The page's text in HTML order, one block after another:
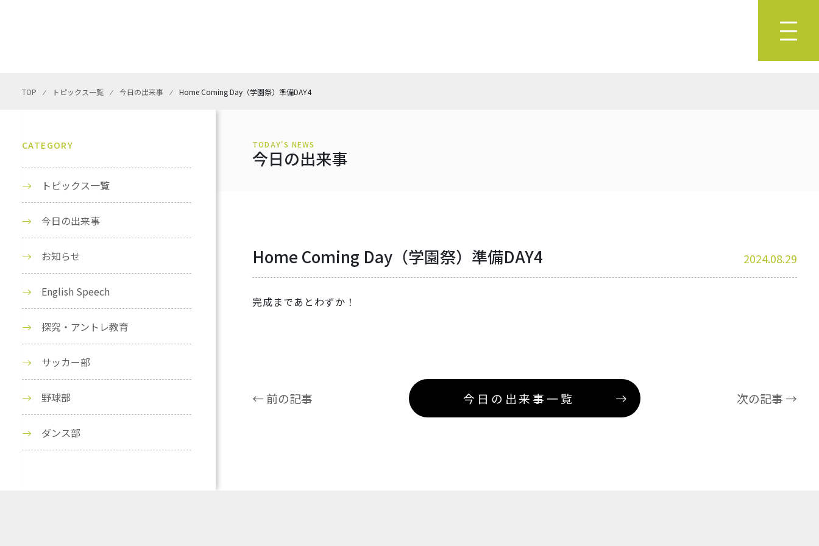
TOP ⁄ トピックス一覧 ⁄ 今日の出来事 ⁄ Home Coming Day（学園祭）準備DAY4
TODAY'S NEWS
今日の出来事
Home Coming Day（学園祭）準備DAY4 2024.08.29
完成まであとわずか！
← 前の記事 次の記事 →
今日の出来事一覧
CATEGORY
トピックス一覧
今日の出来事
お知らせ
English Speech
探究・アントレ教育
サッカー部
野球部
ダンス部